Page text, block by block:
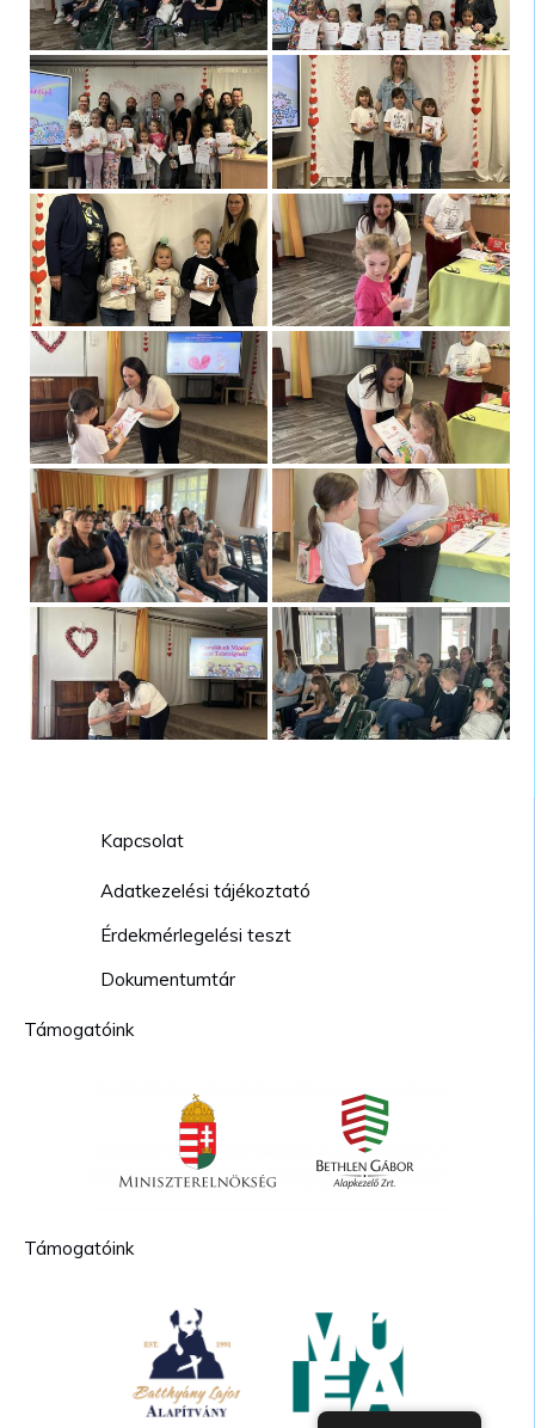
Kapcsolat
Adatkezelési tájékoztató
Érdekmérlegelési teszt
Dokumentumtár
Támogatóink
Támogatóink